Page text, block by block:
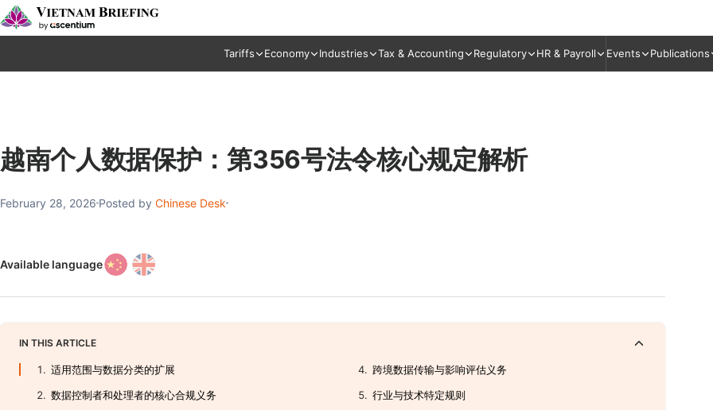
Tariffs Economy Industries Tax & Accounting Regulatory HR & Payroll Events Publications
越南个人数据保护：第356号法令核心规定解析
February 28, 2026 Posted by Chinese Desk
Available language
IN THIS ARTICLE
适用范围与数据分类的扩展
数据控制者和处理者的核心合规义务
跨境数据传输与影响评估义务
行业与技术特定规则